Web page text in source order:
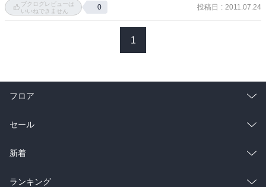
塚。
会話に参加しているように取り繕いつつ、実際はその場にただいる
までも、優しい女の子は嫌いだ」がすごく気になる。「だからいつ
の子は嫌いだ」で意味が違ってくるよね。
ブクログレビューは
いいねできません
0 投稿日 : 2011.07.24
1
フロア
総合
ラノベ
雑誌・グラビア
セール
総合
ラノベ
新着
総合
ランキング